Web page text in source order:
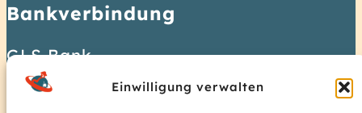
Einwilligung verwalten
Bankverbindung
GLS Bank
IBAN: DE37 4306 0967 1128 3931